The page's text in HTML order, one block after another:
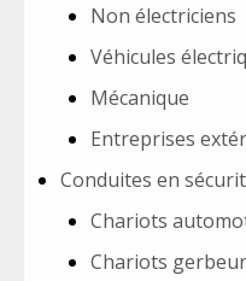
Non électriciens
Véhicules
Mécanique
Entreprises
Conduites en
Chariots
Chariots